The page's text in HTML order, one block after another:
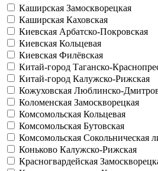
Каширская Замоскворецкая
Каширская Каховская
Киевская Арбатско-Покровская
Киевская Кольцевая
Киевская Филёвская
Китай-город Таганско-
Китай-город Калужско-Рижская
Кожуховская Люблинско-
Коломенская Замоскворецкая
Комсомольская Кольцевая
Комсомольская Бутовская
Комсомольская Сокольническая
Коньково Калужско-Рижская
Красногвардейская